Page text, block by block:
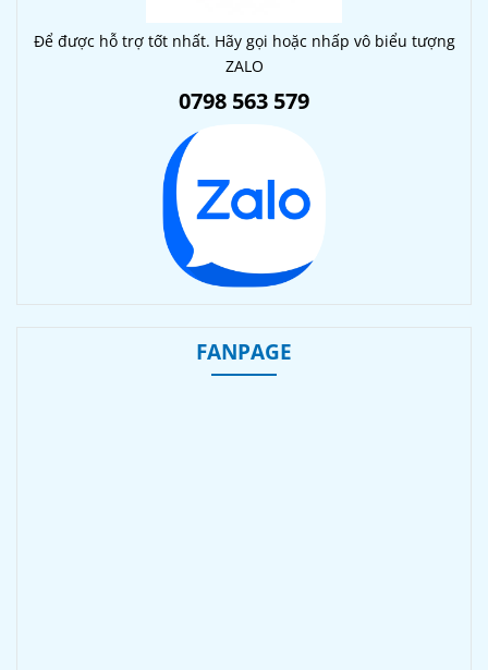
Để được hỗ trợ tốt nhất. Hãy gọi hoặc nhấp vô biểu tượng
ZALO
0798 563 579
FANPAGE